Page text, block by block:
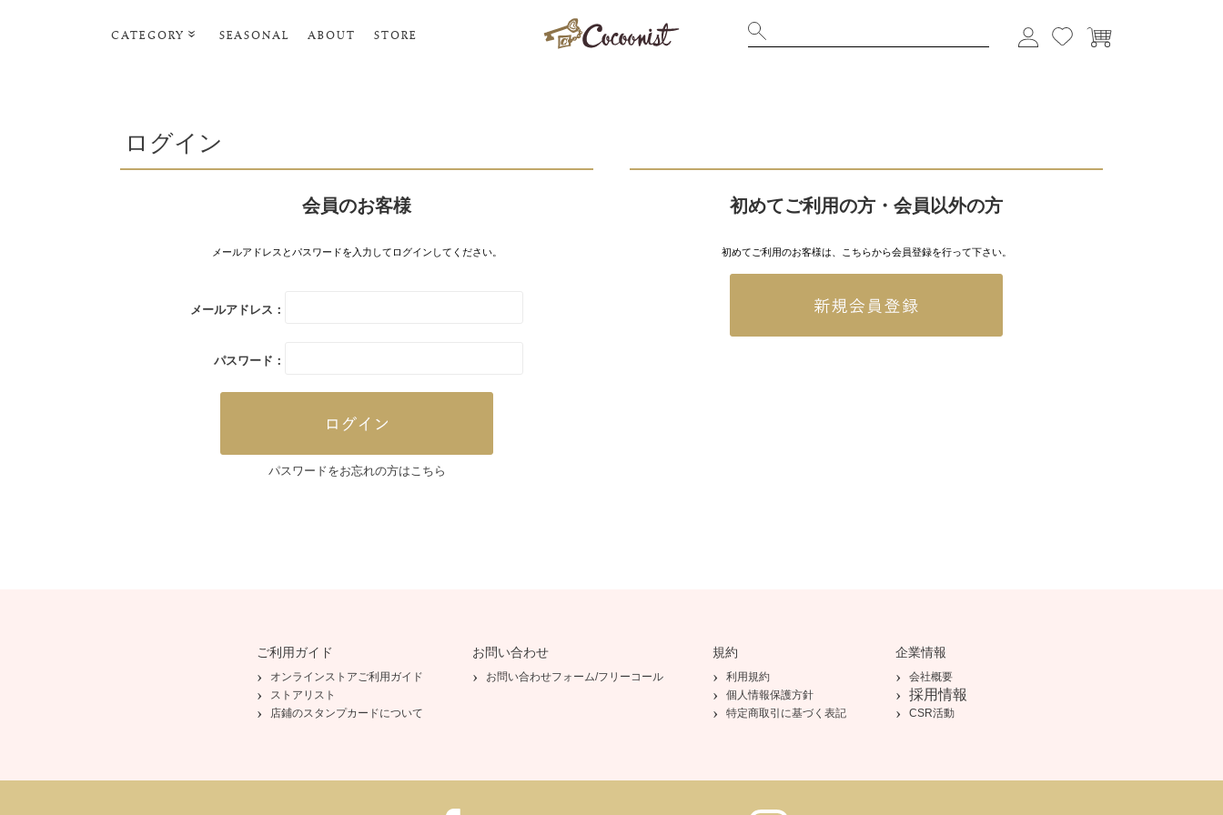
CATEGORY SEASONAL ABOUT STORE
ポーチ･トラベルグッズ
タオル・ヘアバンド
ログイン
会員のお客様
メールアドレスとパスワードを入力してログインしてください。
メールアドレス：
パスワード：
パスワードをお忘れの方はこちら
初めてご利用の方・会員以外の方
初めてご利用のお客様は、こちらから会員登録を行って下さい。
ご利用ガイド
オンラインストアご利用ガイド
ストアリスト
店鋪のスタンプカードについて
お問い合わせ
お問い合わせフォーム/フリーコール
規約
利用規約
個人情報保護方針
特定商取引に基づく表記
企業情報
会社概要
採用情報
CSR活動